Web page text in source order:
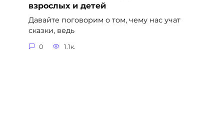
взрослых и детей
Давайте поговорим о том, чему нас учат
сказки, ведь
0 1.1к.